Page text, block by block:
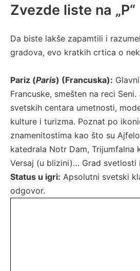
Zvezde liste na „P“
Da biste lakše zapamtili i
gradova, evo kratkih crtica o
Pariz (Paris) (Francuska):
Francuske, smešten na reci
svetskih centara umetnosti,
kulture i turizma. Poznat po
znamenitostima kao što su
katedrala Notr Dam, Trijumfalna
Versaj (u blizini)… Grad svetlosti
Status u igri: Apsolutni svetski
odgovor.